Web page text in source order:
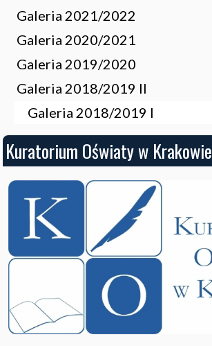
Galeria 2021/2022
Galeria 2020/2021
Galeria 2019/2020
Galeria 2018/2019 II
Galeria 2018/2019 I
Kuratorium Oświaty w Krakowie